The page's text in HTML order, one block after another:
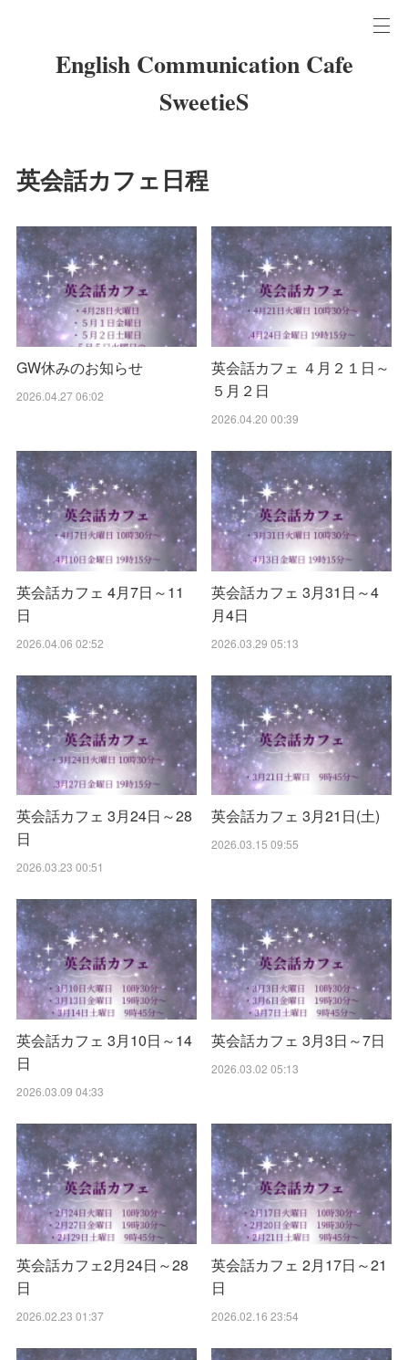
English Communication Cafe
SweetieS
英会話カフェ日程
GW休みのお知らせ
2026.04.27 06:02
英会話カフェ ４月２１日～
５月２日
2026.04.20 00:39
英会話カフェ 4月7日～11
日
2026.04.06 02:52
英会話カフェ 3月31日～4
月4日
2026.03.29 05:13
英会話カフェ 3月24日～28
日
2026.03.23 00:51
英会話カフェ 3月21日(土)
2026.03.15 09:55
英会話カフェ 3月10日～14
日
2026.03.09 04:33
英会話カフェ 3月3日～7日
2026.03.02 05:13
英会話カフェ2月24日～28
日
2026.02.23 01:37
英会話カフェ 2月17日～21
日
2026.02.16 23:54